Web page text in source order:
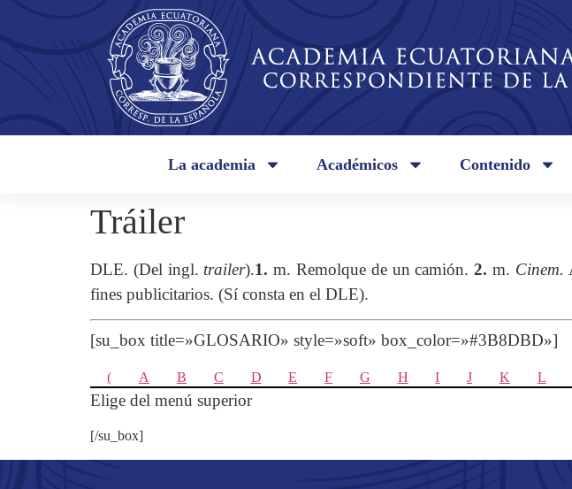
La academia Académicos Contenido
Tráiler
DLE. (Del ingl. trailer).1. m. Remolque de un camión.2. m. Cinem.
fines publicitarios. (Sí consta en el DLE).
[su_box title=»GLOSARIO» style=»soft» box_color=»#3B8DBD»]
( A B C D E F G H I J K L
Elige del menú superior
[/su_box]